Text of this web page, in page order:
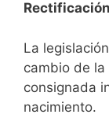
La
cambio de
consignada
nacimiento.